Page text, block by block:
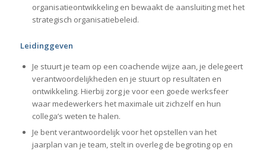
organisatieontwikkeling en bewaakt de aansluiting met het
strategisch organisatiebeleid.
Leidinggeven
Je stuurt je team op een coachende wijze aan, je delegeert
verantwoordelijkheden en je stuurt op resultaten en
ontwikkeling. Hierbij zorg je voor een goede werksfeer
waar medewerkers het maximale uit zichzelf en hun
collega’s weten te halen.
Je bent verantwoordelijk voor het opstellen van het
jaarplan van je team, stelt in overleg de begroting op en